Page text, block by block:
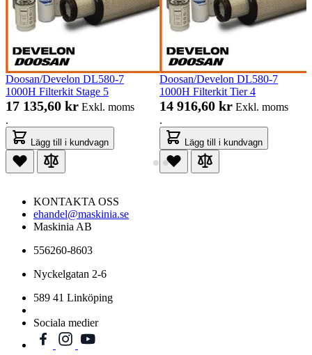
Doosan/Develon DL580-7
1000H Filterkit Stage 5
17 135,60 kr Exkl. moms
.
Lägg till i kundvagn
Doosan/Develon DL580-7
1000H Filterkit Tier 4
14 916,60 kr Exkl. moms
.
Lägg till i kundvagn
KONTAKTA OSS
ehandel@maskinia.se
Maskinia AB
556260-8603
Nyckelgatan 2-6
589 41 Linköping
Sociala medier